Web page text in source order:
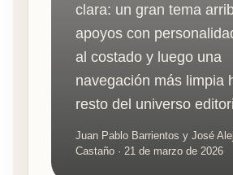
clara: un gran tema
apoyos con
al costado y luego una
navegación más limpia
resto del universo
Juan Pablo Barrientos y José
Castaño · 21 de marzo de 2026